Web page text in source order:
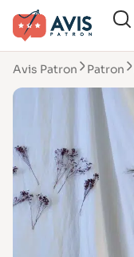
Avis Patron Patron